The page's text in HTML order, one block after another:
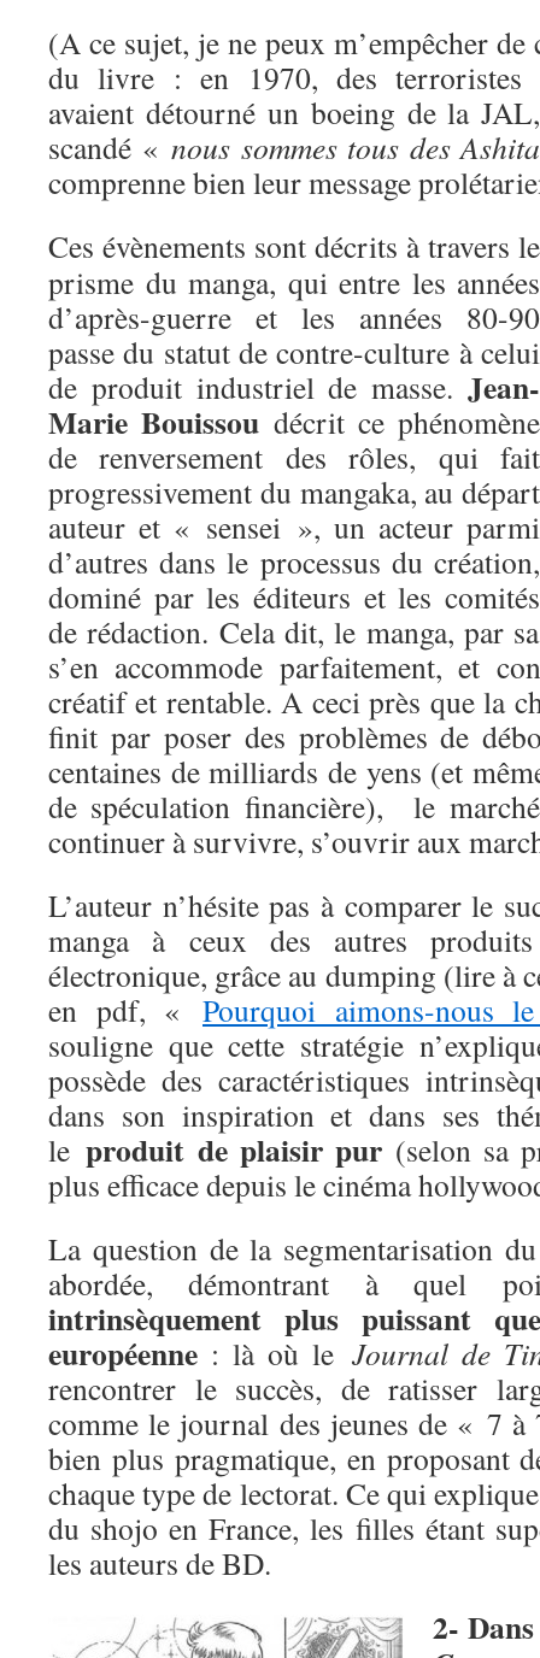
(A ce sujet, je ne peux m’empêcher de
du livre : en 1970, des terroristes
avaient détourné un boeing de la
scandé «nous sommes tous des
comprenne bien leur message
Ces évènements sont décrits à travers le
prisme du manga, qui entre les années
d’après-guerre et les années 80-90
passe du statut de contre-culture à celui
de produit industriel de masse. Jean-
Marie Bouissou décrit ce phénomène
de renversement des rôles, qui fait
progressivement du mangaka, au départ
auteur et « sensei », un acteur parmi
d’autres dans le processus du création,
dominé par les éditeurs et les comités
de rédaction. Cela dit, le manga, par
s’en accommode parfaitement, et
créatif et rentable. A ceci près que la
finit par poser des problèmes de
centaines de milliards de yens (et
de spéculation financière), le
continuer à survivre, s’ouvrir aux
L’auteur n’hésite pas à comparer le
manga à ceux des autres
électronique, grâce au dumping (lire à
en pdf, « Pourquoi aimons-nous
souligne que cette stratégie
possède des caractéristiques
dans son inspiration et dans ses
leproduit de plaisir pur (selon sa
plus efficace depuis le cinéma
La question de la segmentarisation
abordée, démontrant à quel
intrinsèquement plus puissant
européenne : là où le Journal de
rencontrer le succès, de ratisser
comme le journal des jeunes de « 7 à
bien plus pragmatique, en proposant
chaque type de lectorat. Ce qui
du shojo en France, les filles étant
les auteurs de BD.
2-